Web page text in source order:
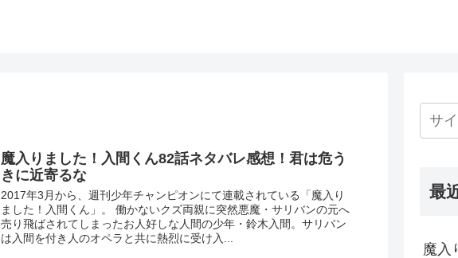
魔入りました！入間くん82話ネタバレ感想！君は危う
きに近寄るな
2017年3月から、週刊少年チャンピオンにて連載されている「魔入り
ました！入間くん」。 働かないクズ両親に突然悪魔・サリバンの元へ
売り飛ばされてしまったお人好しな人間の少年・鈴木入間。サリバン
は入間を付き人のオペラと共に熱烈に受け入...
最
魔入